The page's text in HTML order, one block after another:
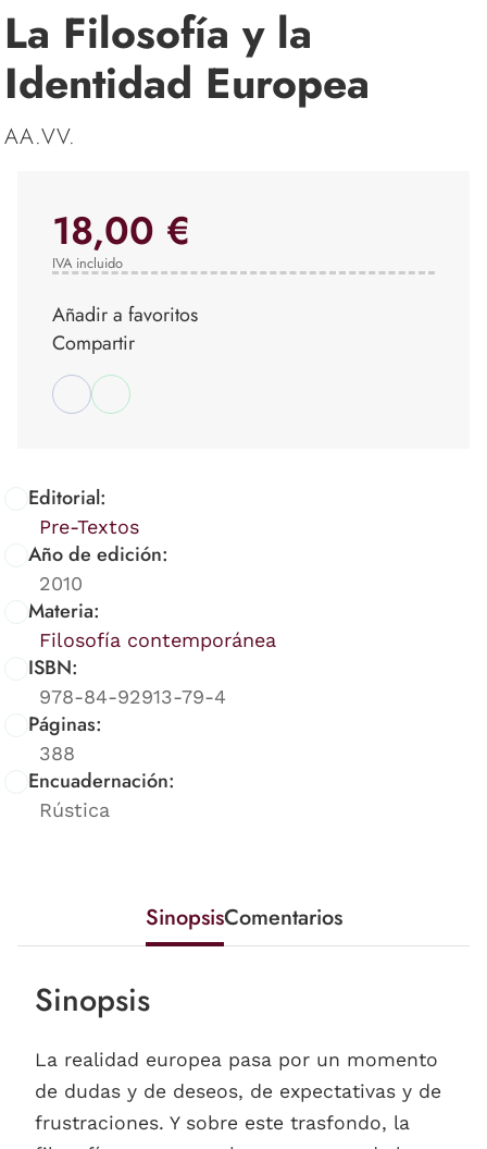
La Filosofía y la
Identidad Europea
AA.VV.
Editorial:
Pre-Textos
Año de edición:
2010
Materia:
Filosofía contemporánea
ISBN:
978-84-92913-79-4
Páginas:
388
Encuadernación:
Rústica
18,00 €
IVA incluido
Añadir a favoritos
Compartir
SinopsisComentarios
Sinopsis
La realidad europea pasa por un momento
de dudas y de deseos, de expectativas y de
frustraciones. Y sobre este trasfondo, la